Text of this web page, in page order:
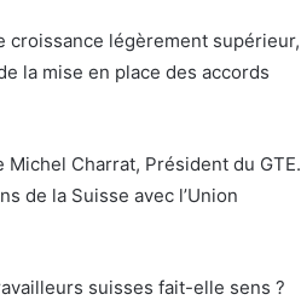
croissance légèrement supérieur,
la mise en place des accords
Michel Charrat, Président du GTE.
de la Suisse avec l’Union
suisses fait-elle sens ?